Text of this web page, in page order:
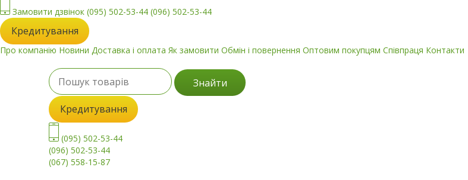
Замовити дзвінок (095) 502-53-44 (096) 502-53-44
Кредитування
Про компанію Новини Доставка і оплата Як замовити Обмін і повернення Оптовим покупцям Співпраця Контакти
Знайти
Кредитування
(095) 502-53-44
(096) 502-53-44
(067) 558-15-87